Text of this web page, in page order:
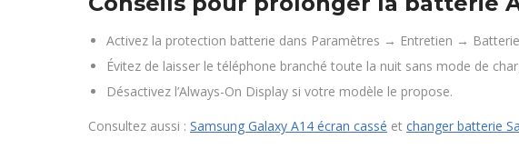
Activez la protection batterie dans Paramètres → Entretien →
Évitez de laisser le téléphone branché toute la nuit sans mode de
Désactivez l’Always-On Display si votre modèle le propose.
Consultez aussi : Samsung Galaxy A14 écran cassé et changer batterie